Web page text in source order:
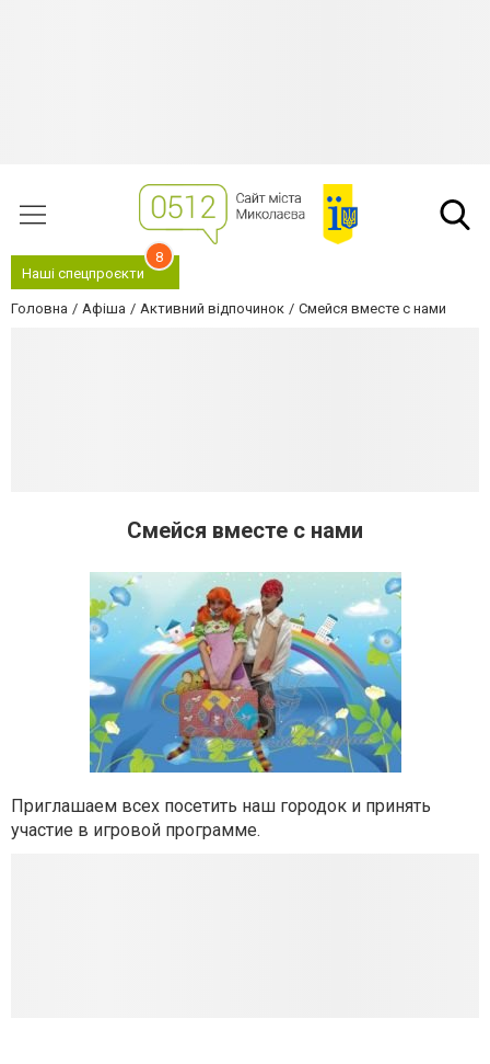
Наші спецпроєкти
8
Головна Афіша Активний відпочинок Смейся вместе с нами
Смейся вместе с нами
Приглашаем всех посетить наш городок и принять
участие в игровой программе.